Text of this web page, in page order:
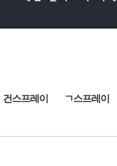
건스프레이 ㄱ스프레이